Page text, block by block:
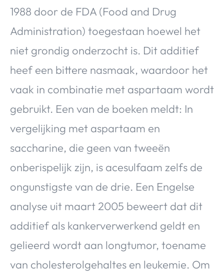
1988 door de FDA (Food and Drug
Administration) toegestaan hoewel het
niet grondig onderzocht is. Dit additief
heef een bittere nasmaak, waardoor het
vaak in combinatie met aspartaam wordt
gebruikt. Een van de boeken meldt: In
vergelijking met aspartaam en
saccharine, die geen van tweeën
onberispelijk zijn, is acesulfaam zelfs de
ongunstigste van de drie. Een Engelse
analyse uit maart 2005 beweert dat dit
additief als kankerverwerkend geldt en
gelieerd wordt aan longtumor, toename
van cholesterolgehaltes en leukemie. Om